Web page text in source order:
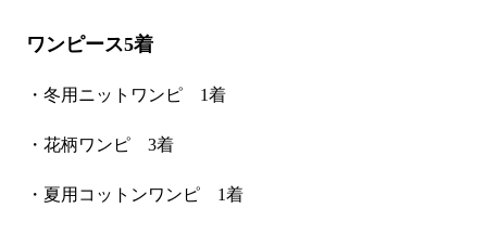
ワンピース5着
・冬用ニットワンピ 1着
・花柄ワンピ 3着
・夏用コットンワンピ 1着